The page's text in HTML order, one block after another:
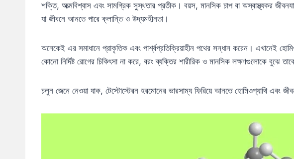
শক্তি, আত্মবিশ্বাস এবং সামগ্রিক সুস্থতার প্রতীক। বয়স, মানসিক চাপ বা অস্বাস্থ্যকর
যা জীবনে আনতে পারে ক্লান্তি ও উদ্যমহীনতা।
অনেকেই এর সমাধানে প্রাকৃতিক এবং পার্শ্বপ্রতিক্রিয়াহীন পথের সন্ধান করেন। এখানেই
কোনো নির্দিষ্ট রোগের চিকিৎসা না করে, বরং ব্যক্তির শারীরিক ও মানসিক লক্ষণগুলোকে বুঝে
চলুন জেনে নেওয়া যাক, টেস্টোস্টেরন হরমোনের ভারসাম্য ফিরিয়ে আনতে হোমিওপ্যাথি এবং